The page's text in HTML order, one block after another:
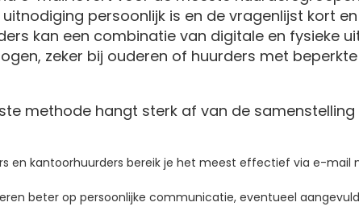
persoonlijk is en de vragenlijst kort
kan een combinatie van digitale en fysieke
zeker bij ouderen of huurders met
methode hangt sterk af van de samenstelling
en kantoorhuurders bereik je het meest effectief via e-mail
beter op persoonlijke communicatie, eventueel